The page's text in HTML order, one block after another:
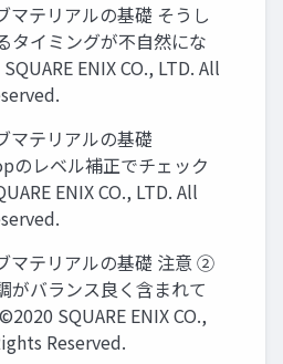
マテリアルの基礎 そうし
タイミングが不自然にな
ENIX CO., LTD. All
マテリアルの基礎
のレベル補正でチェック
ENIX CO., LTD. All
マテリアルの基礎 注意 ②
がバランス良く含まれて
SQUARE ENIX CO.,
Reserved.